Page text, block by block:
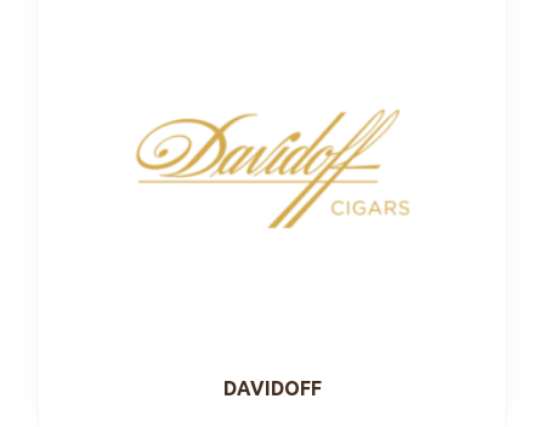
DAVIDOFF